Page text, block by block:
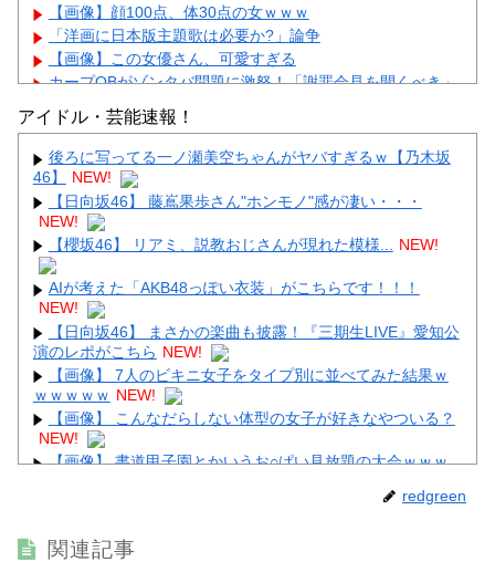
【画像】顔100点、体30点の女ｗｗｗ
「洋画に日本版主題歌は必要か?」論争
【画像】この女優さん、可愛すぎる
カープOBがゾンタバ問題に激怒！「謝罪会見を開くべき」
【画像】顔100点、体30点の女ｗｗｗ
Powered by livedoor 相互RSS
アイドル・芸能速報！
後ろに写ってる一ノ瀬美空ちゃんがヤバすぎるｗ【乃木坂
46】
NEW!
【日向坂46】 藤嶌果歩さん"ホンモノ"感が凄い・・・
NEW!
【櫻坂46】 リアミ、説教おじさんが現れた模様...
NEW!
AIが考えた「AKB48っぽい衣装」がこちらです！！！
NEW!
【日向坂46】 まさかの楽曲も披露！『三期生LIVE』愛知公
演のレポがこちら NEW!
【画像】 7人のビキニ女子をタイプ別に並べてみた結果ｗ
ｗｗｗｗｗ NEW!
【画像】 こんなだらしない体型の女子が好きなやついる？
NEW!
【画像】 書道甲子園とかいうお○ぱい見放題の大会ｗｗｗ
【画像】 女優・夏菜、ロンハーで無防備パ○チラ
NEW!
帰ｗｗｗｗｗ NEW!
redgreen
関連記事